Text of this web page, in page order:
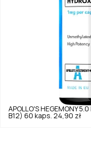
APOLLO'S HEGEMONY 5.0
B12) 60 kaps. 24,90 zł